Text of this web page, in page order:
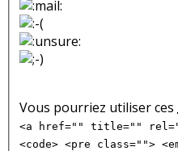
Vous pourriez utiliser ces
<a href="" title=""
<code> <pre class="">